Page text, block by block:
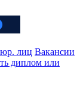
лиц Вакансии
диплом или